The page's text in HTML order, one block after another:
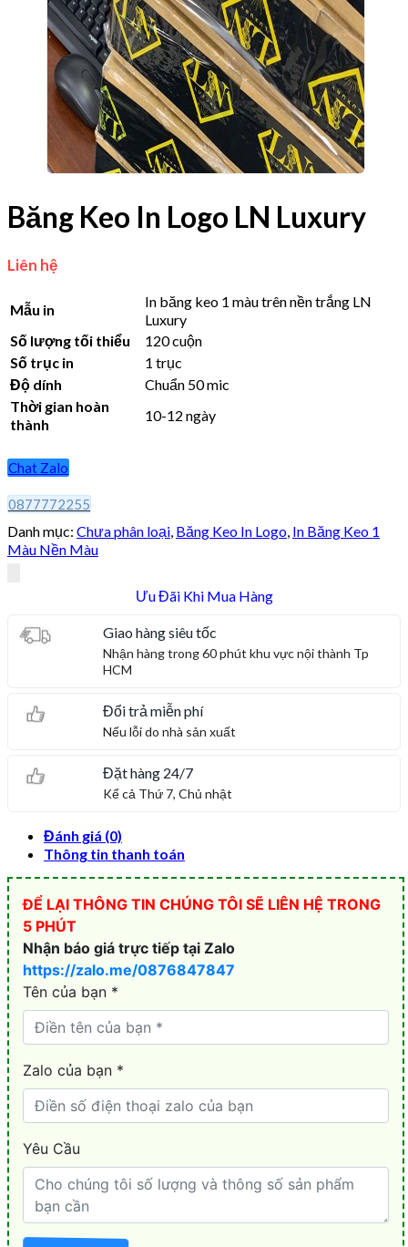
Băng Keo In Logo LN Luxury
Liên hệ
Mẫu in
In băng keo 1 màu trên nền trắng LN
Luxury
Số lượng tối thiểu
120 cuộn
Số trục in
1 trục
Độ dính
Chuẩn 50 mic
Thời gian hoàn
thành
10-12 ngày
Chat Zalo
0877772255
Danh mục: Chưa phân loại, Băng Keo In Logo, In Băng Keo 1
Màu Nền Màu
Ưu Đãi Khi Mua Hàng
Giao hàng siêu tốc
Nhận hàng trong 60 phút khu vực nội thành Tp
HCM
Đổi trả miễn phí
Nếu lỗi do nhà sản xuất
Đặt hàng 24/7
Kể cả Thứ 7, Chủ nhật
Đánh giá (0)
Thông tin thanh toán